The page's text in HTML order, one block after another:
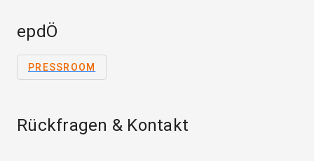
epdÖ
PRESSROOM
Rückfragen & Kontakt